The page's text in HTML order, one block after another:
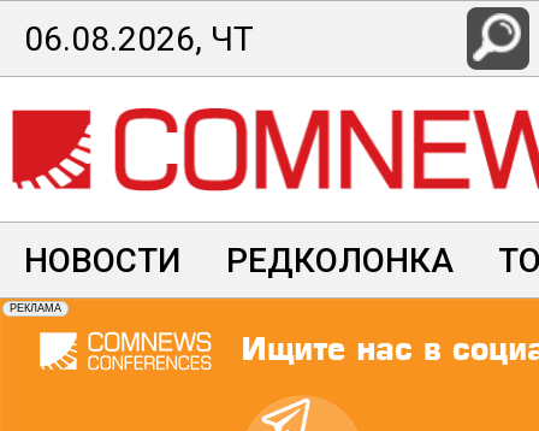
Перейти
к
основному
содержанию
06.08.2026, ЧТ
НОВОСТИ РЕДКОЛОНКА